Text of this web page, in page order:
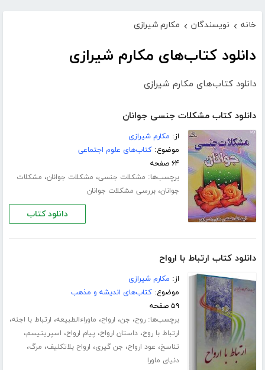
خانه › نویسندگان › مکارم شیرازی
دانلود کتاب‌های مکارم شیرازی
دانلود کتاب‌های مکارم شیرازی
دانلود کتاب مشکلات جنسی جوانان
از: مکارم شیرازی
موضوع:کتاب‌های علوم اجتماعی
۶۴ صفحه
برچسب‌ها: مشکلات جنسی، مشکلات جوانان، مشکلات
جوانان،بررسی مشکلات جوانان
دانلود کتاب
دانلود کتاب ارتباط با ارواح
از: مکارم شیرازی
موضوع:کتاب‌های اندیشه و مذهب
۵۹ صفحه
برچسب‌ها:روح، جن، ارواح، ماوراءالطبیعه، ارتباط با اجنه،
ارتباط با روح،داستان ارواح، پیام ارواح، اسپریتیسم،
تناسخ، عود ارواح، جن گیری، ارواح بلاتکلیف، مرگ،
دنیای ماورا